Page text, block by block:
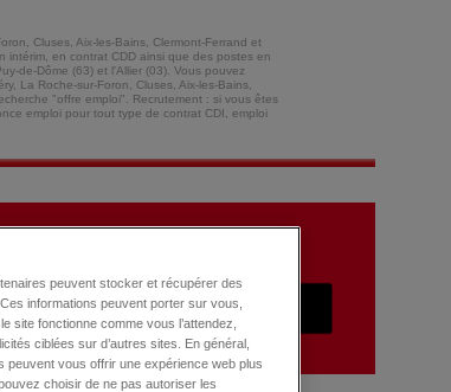
Cluses, Aix-les-Bains, Clermont-Ferrand et
intérim, en contrat CDD ainsi que des postes en
de-Dôme (63) et l'Allier (03). Vous pouvez
La Roche-sur-Foron, Cluses, Aix-les-Bains,
"offre emploi". Recrutement : si vous êtes
emploi pour tout type de contrat CDI, emploi
peuvent stocker et récupérer des
informations peuvent porter sur vous,
site fonctionne comme vous l’attendez,
ciblées sur d’autres sites. En général,
peuvent vous offrir une expérience web plus
choisir de ne pas autoriser les